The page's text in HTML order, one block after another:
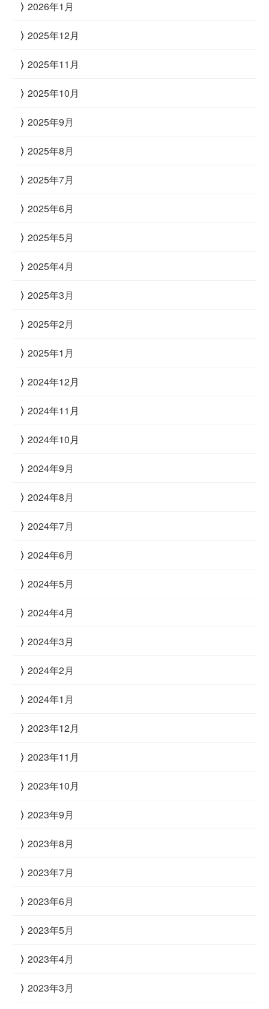
2026年1月
2025年12月
2025年11月
2025年10月
2025年9月
2025年8月
2025年7月
2025年6月
2025年5月
2025年4月
2025年3月
2025年2月
2025年1月
2024年12月
2024年11月
2024年10月
2024年9月
2024年8月
2024年7月
2024年6月
2024年5月
2024年4月
2024年3月
2024年2月
2024年1月
2023年12月
2023年11月
2023年10月
2023年9月
2023年8月
2023年7月
2023年6月
2023年5月
2023年4月
2023年3月